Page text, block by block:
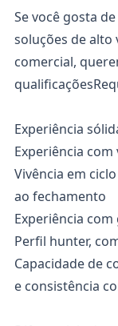
Se você gosta
soluções de
comercial,
Experiência
Experiência
Vivência em
ao fechamento
Experiência com
Perfil hunter,
Capacidade de
e consistência